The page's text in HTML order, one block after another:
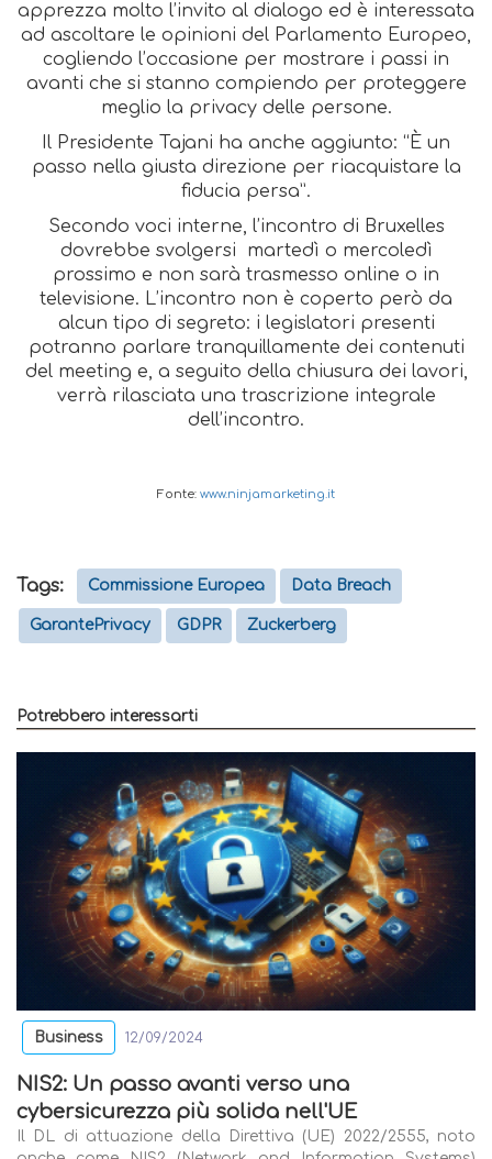
apprezza molto l’invito al dialogo ed è interessata
ad ascoltare le opinioni del Parlamento Europeo,
cogliendo l’occasione per mostrare i passi in
avanti che si stanno compiendo per proteggere
meglio la privacy delle persone.
Il Presidente Tajani ha anche aggiunto: “È un
passo nella giusta direzione per riacquistare la
fiducia persa”.
Secondo voci interne, l’incontro di Bruxelles
dovrebbe svolgersi martedì o mercoledì
prossimo e non sarà trasmesso online o in
televisione. L’incontro non è coperto però da
alcun tipo di segreto: i legislatori presenti
potranno parlare tranquillamente dei contenuti
del meeting e, a seguito della chiusura dei lavori,
verrà rilasciata una trascrizione integrale
dell’incontro.
Fonte: www.ninjamarketing.it
Tags: Commissione Europea Data Breach
GarantePrivacy GDPR Zuckerberg
Potrebbero interessarti
Business 12/09/2024
NIS2: Un passo avanti verso una
cybersicurezza più solida nell'UE
Il DL di attuazione della Direttiva (UE) 2022/2555, noto